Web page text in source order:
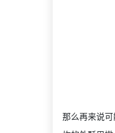
那么再来说